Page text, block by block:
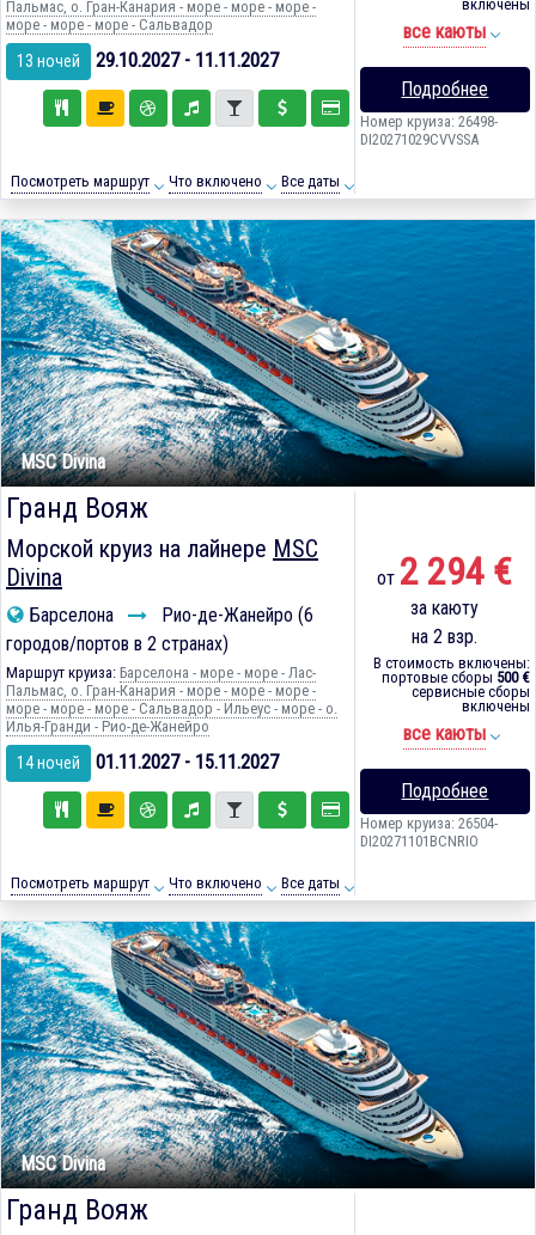
Пальмас, о. Гран-Канария - море - море - море -
море - море - море - Сальвадор
13 ночей 29.10.2027 - 11.11.2027
Посмотреть маршрут Что включено Все даты
включены
все каюты
Подробнее
Номер круиза: 26498-
DI20271029CVVSSA
MSC Divina
Гранд Вояж
Морской круиз на лайнере MSC
Divina
Барселона
Рио-де-Жанейро (6
городов/портов в 2 странах)
Маршрут круиза: Барселона - море - море - Лас-
Пальмас, о. Гран-Канария - море - море - море -
море - море - море - Сальвадор - Ильеус - море - о.
Илья-Гранди - Рио-де-Жанейро
14 ночей 01.11.2027 - 15.11.2027
Посмотреть маршрут Что включено Все даты
от 2 294 €
за каюту
на 2 взр.
В стоимость включены:
портовые сборы 500 €
сервисные сборы
включены
все каюты
Подробнее
Номер круиза: 26504-
DI20271101BCNRIO
MSC Divina
Гранд Вояж